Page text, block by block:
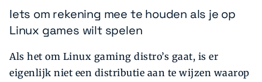
Iets om rekening mee te houden als je op
Linux games wilt spelen
Als het om Linux gaming distro’s gaat, is er
eigenlijk niet een distributie aan te wijzen waarop